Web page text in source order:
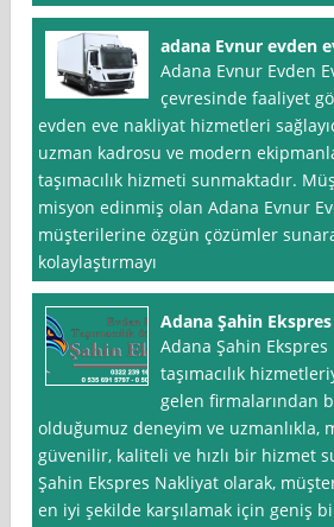
adana Evnur evden
Adana Evnur Evden
çevresinde faaliyet
evden eve nakliyat hizmetleri
uzman kadrosu ve modern
taşımacılık hizmeti sunmaktadır.
misyon edinmiş olan Adana Evnur
müşterilerine özgün çözümler
kolaylaştırmayı
Adana Şahin
Adana Şahin
taşımacılık
gelen firmalarından
olduğumuz deneyim ve uzmanlıkla,
güvenilir, kaliteli ve hızlı bir hizmet
Şahin Ekspres Nakliyat olarak,
en iyi şekilde karşılamak için geniş